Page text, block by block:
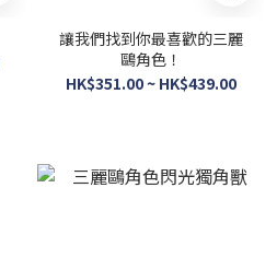
讓我們找到你最喜歡的三麗
鷗角色！
HK$351.00 ~ HK$439.00